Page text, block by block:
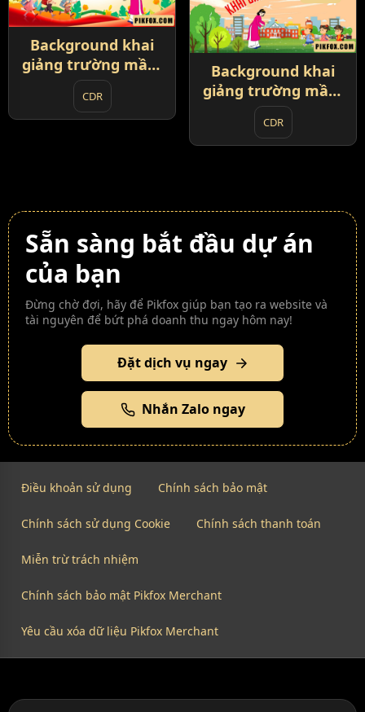
Background khai
giảng trường mầm
non 2025 (5)
CDR
Background khai
giảng trường mầm
non 2025 (6)
CDR
Sẵn sàng bắt đầu dự án
của bạn
Đừng chờ đợi, hãy để Pikfox giúp bạn tạo ra website và
tài nguyên để bứt phá doanh thu ngay hôm nay!
Đặt dịch vụ ngay
Nhắn Zalo ngay
Điều khoản sử dụng Chính sách bảo mật
Chính sách sử dụng Cookie Chính sách thanh toán
Miễn trừ trách nhiệm
Chính sách bảo mật Pikfox Merchant
Yêu cầu xóa dữ liệu Pikfox Merchant